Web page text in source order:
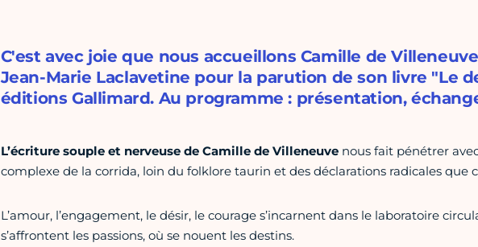
C'est avec joie que nous accueillons Camille de
Jean-Marie Laclavetine pour la parution de son livre "Le
éditions Gallimard. Au programme : présentation,
L’écriture souple et nerveuse de Camille de Villeneuvenous fait pénétrer
complexe de la corrida, loin du folklore taurin et des déclarations radicales que
L’amour, l’engagement, le désir, le courage s’incarnent dans le laboratoire
s’affrontent les passions, où se nouent les destins.